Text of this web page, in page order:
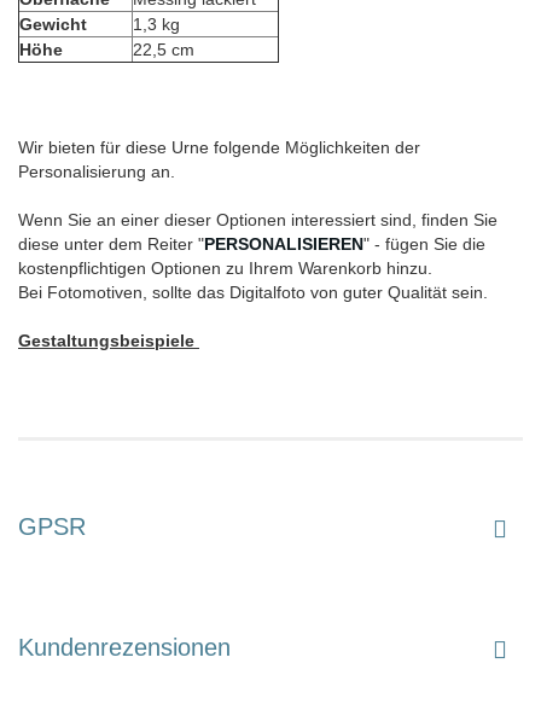
Gewicht
1,3 kg
Höhe
22,5 cm
Wir bieten für diese Urne folgende Möglichkeiten der
Personalisierung an.
Wenn Sie an einer dieser Optionen interessiert sind, finden Sie
diese unter dem Reiter "PERSONALISIEREN" - fügen Sie die
kostenpflichtigen Optionen zu Ihrem Warenkorb hinzu.
Bei Fotomotiven, sollte das Digitalfoto von guter Qualität sein.
Gestaltungsbeispiele
GPSR
Kundenrezensionen